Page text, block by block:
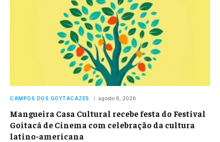
CAMPOS DOS GOYTACAZES agosto 6, 2026
Mangueira Casa Cultural recebe festa do Festival
Goitacá de Cinema com celebração da cultura
latino-americana